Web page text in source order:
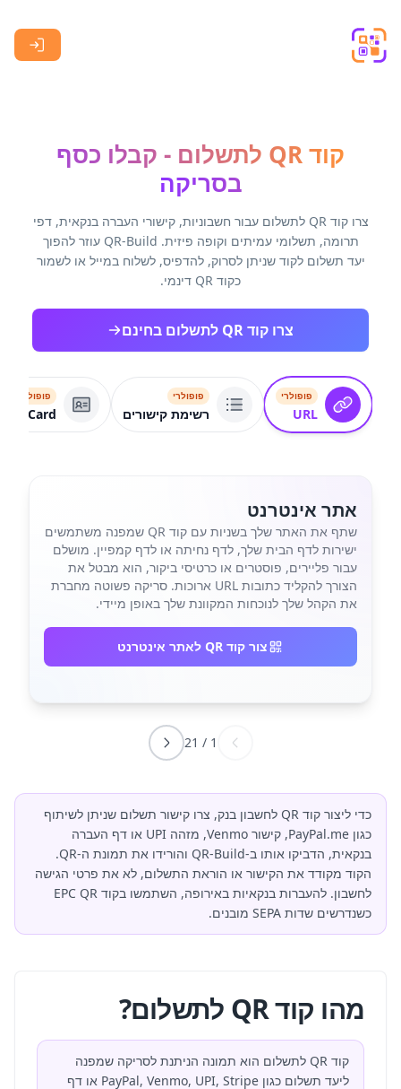
קוד QR לתשלום - קבלו כסף
בסריקה
צרו קוד QR לתשלום עבור חשבוניות, קישורי העברה בנקאית, דפי
תרומה, תשלומי עמיתים וקופה פיזית. QR-Build עוזר להפוך
יעד תשלום לקוד שניתן לסרוק, להדפיס, לשלוח במייל או לשמור
כקוד QR דינמי.
צרו קוד QR לתשלום בחינם
פופולרי
URL
פופולרי
רשימת קישורים
פופולרי
VCard
אתר אינטרנט
שתף את האתר שלך בשניות עם קוד QR שמפנה משתמשים
ישירות לדף הבית שלך, לדף נחיתה או לדף קמפיין. מושלם
עבור פליירים, פוסטרים או כרטיסי ביקור, הוא מבטל את
הצורך להקליד כתובות URL ארוכות. סריקה פשוטה מחברת
את הקהל שלך לנוכחות המקוונת שלך באופן מיידי.
צור קוד QR לאתר אינטרנט
1
/
21
כדי ליצור קוד QR לחשבון בנק, צרו קישור תשלום שניתן לשיתוף
כגון PayPal.me, קישור Venmo, מזהה UPI או דף העברה
בנקאית, הדביקו אותו ב-QR-Build והורידו את תמונת ה-QR.
הקוד מקודד את הקישור או הוראת התשלום, לא את פרטי הגישה
לחשבון. להעברות בנקאיות באירופה, השתמשו בקוד EPC QR
כשנדרשים שדות SEPA מובנים.
מהו קוד QR לתשלום?
קוד QR לתשלום הוא תמונה הניתנת לסריקה שמפנה
ליעד תשלום כגון PayPal, Venmo, UPI, Stripe או דף